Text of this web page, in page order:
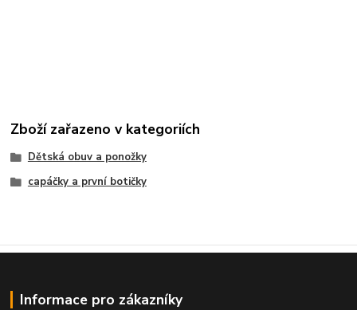
Zboží zařazeno v kategoriích
Dětská obuv a ponožky
capáčky a první botičky
Informace pro zákazníky